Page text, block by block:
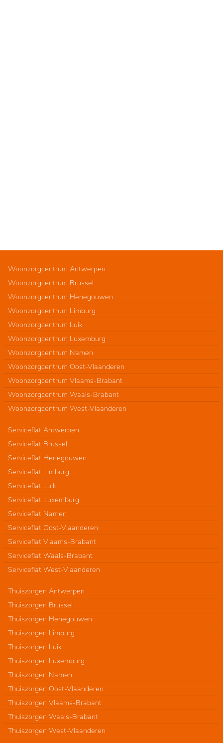
Woonzorgcentrum Antwerpen
Woonzorgcentrum Brussel
Woonzorgcentrum Henegouwen
Woonzorgcentrum Limburg
Woonzorgcentrum Luik
Woonzorgcentrum Luxemburg
Woonzorgcentrum Namen
Woonzorgcentrum Oost-Vlaanderen
Woonzorgcentrum Vlaams-Brabant
Woonzorgcentrum Waals-Brabant
Woonzorgcentrum West-Vlaanderen
Serviceflat Antwerpen
Serviceflat Brussel
Serviceflat Henegouwen
Serviceflat Limburg
Serviceflat Luik
Serviceflat Luxemburg
Serviceflat Namen
Serviceflat Oost-Vlaanderen
Serviceflat Vlaams-Brabant
Serviceflat Waals-Brabant
Serviceflat West-Vlaanderen
Thuiszorgen Antwerpen
Thuiszorgen Brussel
Thuiszorgen Henegouwen
Thuiszorgen Limburg
Thuiszorgen Luik
Thuiszorgen Luxemburg
Thuiszorgen Namen
Thuiszorgen Oost-Vlaanderen
Thuiszorgen Vlaams-Brabant
Thuiszorgen Waals-Brabant
Thuiszorgen West-Vlaanderen